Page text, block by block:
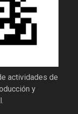
actividades de
y